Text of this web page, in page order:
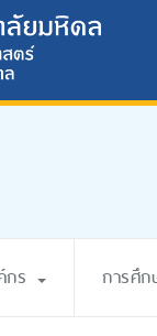
กร การศึก